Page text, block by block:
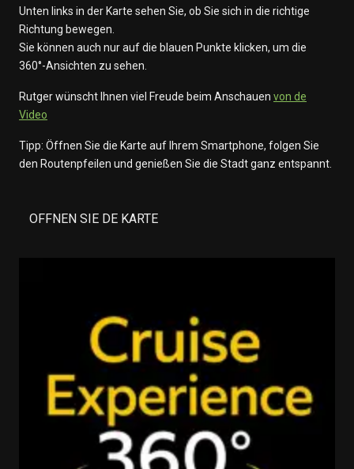
Unten links in der Karte sehen Sie, ob Sie sich in die richtige
Richtung bewegen.
Sie können auch nur auf die blauen Punkte klicken, um die
360°-Ansichten zu sehen.
Rutger wünscht Ihnen viel Freude beim Anschauen von de
Video
Tipp: Öffnen Sie die Karte auf Ihrem Smartphone, folgen Sie
den Routenpfeilen und genießen Sie die Stadt ganz entspannt.
OFFNEN SIE DE KARTE